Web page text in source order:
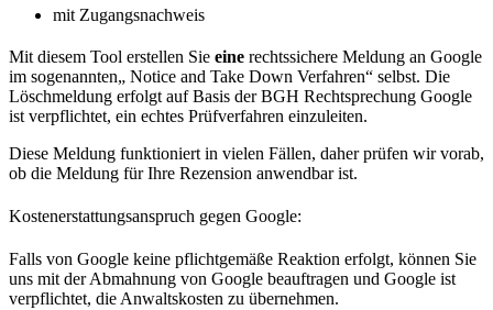
mit Zugangsnachweis
Mit diesem Tool erstellen Sie eine rechtssichere Meldung an Google
im sogenannten„ Notice and Take Down Verfahren“ selbst. Die
Löschmeldung erfolgt auf Basis der BGH Rechtsprechung Google
ist verpflichtet, ein echtes Prüfverfahren einzuleiten.
Diese Meldung funktioniert in vielen Fällen, daher prüfen wir vorab,
ob die Meldung für Ihre Rezension anwendbar ist.
Kostenerstattungsanspruch gegen Google:
Falls von Google keine pflichtgemäße Reaktion erfolgt, können Sie
uns mit der Abmahnung von Google beauftragen und Google ist
verpflichtet, die Anwaltskosten zu übernehmen.